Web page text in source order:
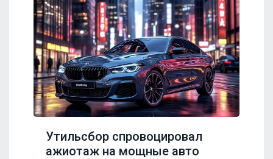
Утильсбор спровоцировал
ажиотаж на мощные авто